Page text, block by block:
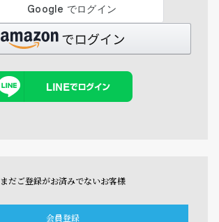
まだご登録がお済みでないお客様
会員登録